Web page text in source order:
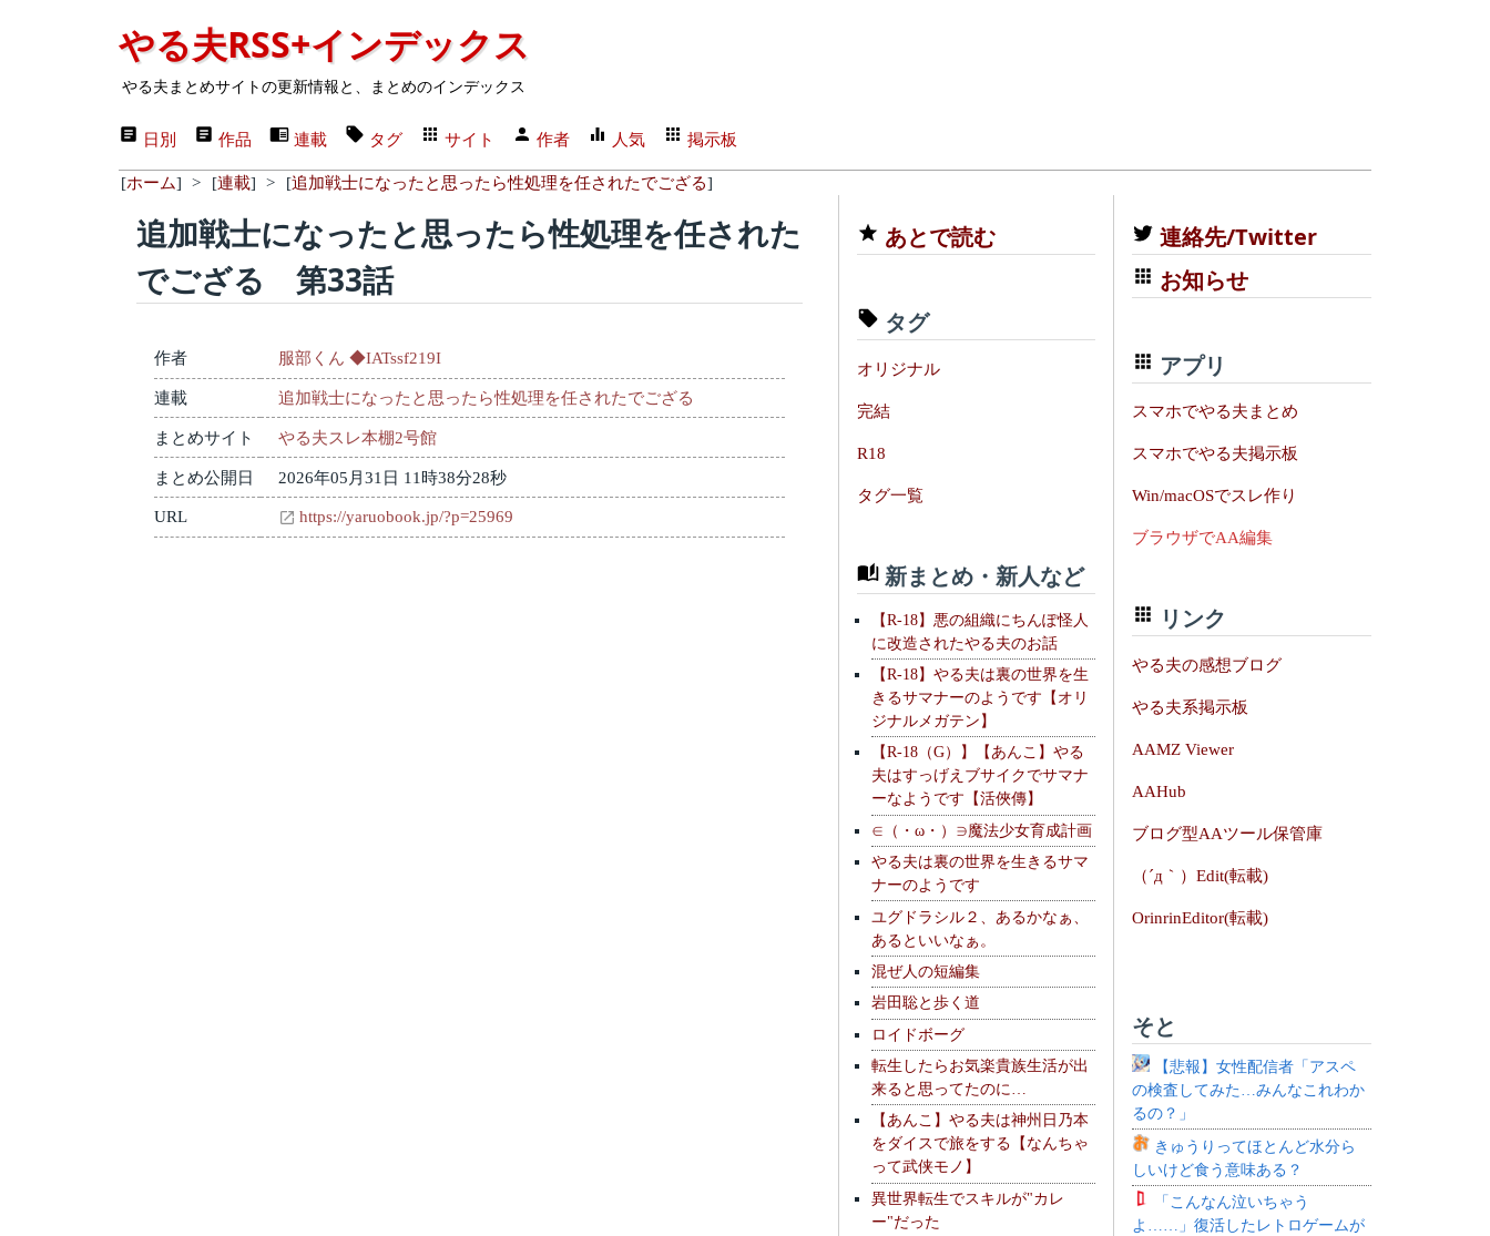
やる夫RSS+インデックス
やる夫まとめサイトの更新情報と、まとめのインデックス
日別 作品 連載 タグ サイト 作者 人気 掲示板
[ホーム] > [連載] > [追加戦士になったと思ったら性処理を任されたでござる]
追加戦士になったと思ったら性処理を任された
でござる 第33話
作者 服部くん ◆IATssf219I
連載 追加戦士になったと思ったら性処理を任されたでござる
まとめサイト やる夫スレ本棚2号館
まとめ公開日 2026年05月31日 11時38分28秒
URL https://yaruobook.jp/?p=25969
あとで読む
タグ
オリジナル
完結
R18
タグ一覧
新まとめ・新人など
【R-18】悪の組織にちんぽ怪人
に改造されたやる夫のお話
【R-18】やる夫は裏の世界を生
きるサマナーのようです【オリ
ジナルメガテン】
【R-18（G）】【あんこ】やる
夫はすっげえブサイクでサマナ
ーなようです【活俠傳】
∈（・ω・）∋魔法少女育成計画
やる夫は裏の世界を生きるサマ
ナーのようです
ユグドラシル２、あるかなぁ、
あるといいなぁ。
混ぜ人の短編集
岩田聡と歩く道
ロイドボーグ
転生したらお気楽貴族生活が出
来ると思ってたのに…
【あんこ】やる夫は神州日乃本
をダイスで旅をする【なんちゃ
って武侠モノ】
異世界転生でスキルが"カレ
ー"だった
連絡先/Twitter
お知らせ
アプリ
スマホでやる夫まとめ
スマホでやる夫掲示板
Win/macOSでスレ作り
ブラウザでAA編集
リンク
やる夫の感想ブログ
やる夫系掲示板
AAMZ Viewer
AAHub
ブログ型AAツール保管庫
（´д｀）Edit(転載)
OrinrinEditor(転載)
そと
【悲報】女性配信者「アスペ
の検査してみた…みんなこれわか
るの？」
きゅうりってほとんど水分ら
しいけど食う意味ある？
「こんなん泣いちゃう
よ……」復活したレトロゲームが